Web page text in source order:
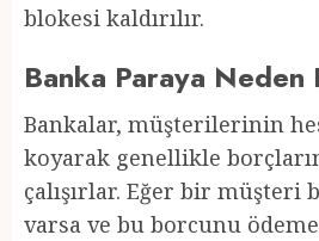
blokesi kaldırılır.
Banka Paraya Neden
Bankalar, müşterilerinin
koyarak genellikle
çalışırlar. Eğer bir müşteri
varsa ve bu borcunu